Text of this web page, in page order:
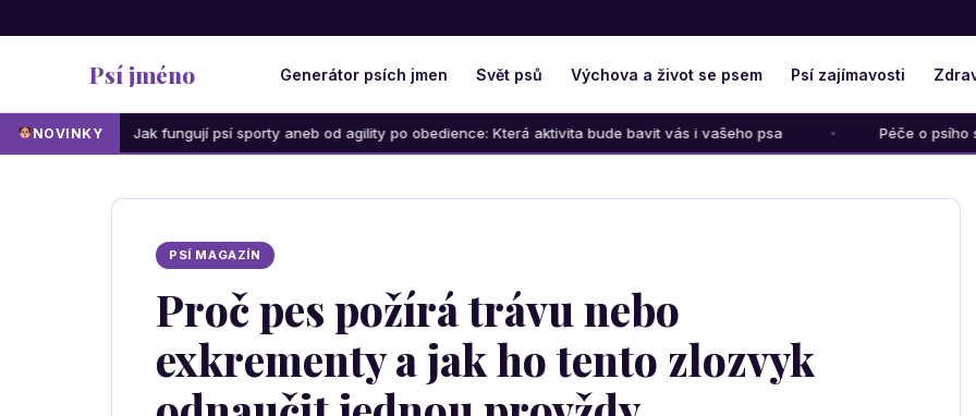
Psí jméno Generátor psích jmen Svět psů Výchova a život se psem Psí zajímavosti
NOVINKY
fungují psí sporty aneb od agility po obedience: Která aktivita bude bavit vás i vašeho psa Péče o psího seniora: Jak mu
PSÍ MAGAZÍN
Proč pes požírá trávu nebo
exkrementy a jak ho tento zlozvyk